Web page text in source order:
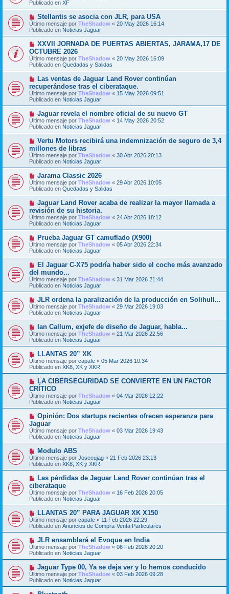
s
a
e
v
o
m
e
n
s
a
j
e
Publicado en XF
N
u
e
v
o
m
e
n
s
a
e
Stellantis se asocia con JLR, para USA
Último mensaje por TheShadow « 20 May 2026 16:14
Publicado en Noticias Jaguar
N
u
e
v
o
m
n
s
a
XXVII JORNADA DE PUERTAS ABIERTAS, JARAMA,17 DE
OCTUBRE 2026
Último mensaje por TheShadow « 20 May 2026 16:09
Publicado en Quedadas y Salidas
N
e
v
o
m
e
n
s
a
e
Las ventas de Jaguar Land Rover continúan
recuperándose tras el ciberataque.
Último mensaje por TheShadow « 15 May 2026 09:51
Publicado en Noticias Jaguar
N
u
e
v
o
m
e
n
s
a
e
Jaguar revela el nombre oficial de su nuevo GT
Último mensaje por TheShadow « 14 May 2026 20:52
Publicado en Noticias Jaguar
N
u
e
v
o
m
e
n
s
a
e
Vertu Motors recibirá una indemnización de seguro de 3,4
millones de libras
Último mensaje por TheShadow « 30 Abr 2026 20:13
Publicado en Noticias Jaguar
N
u
e
v
m
e
n
s
a
e
Jarama Classic 2026
Último mensaje por TheShadow « 29 Abr 2026 10:05
Publicado en Quedadas y Salidas
N
e
v
o
m
n
s
a
e
Jaguar Land Rover acaba de realizar la mayor llamada a
revisión de su historia.
Último mensaje por TheShadow « 24 Abr 2026 18:12
Publicado en Noticias Jaguar
N
u
e
v
o
m
e
n
s
a
e
Prueba Jaguar GT camuflado (X900)
Último mensaje por TheShadow « 05 Abr 2026 22:34
Publicado en Noticias Jaguar
N
u
e
v
o
m
e
n
s
a
e
El Jaguar C-X75 podría haber sido el coche más avanzado
del mundo...
Último mensaje por TheShadow « 31 Mar 2026 21:44
Publicado en Noticias Jaguar
N
u
e
v
o
m
e
n
s
j
e
JLR ordena la paralización de la producción en Solihull...
Último mensaje por TheShadow « 29 Mar 2026 19:03
Publicado en Noticias Jaguar
N
u
e
v
o
m
e
n
s
j
e
Ian Callum, exjefe de diseño de Jaguar, habla...
Último mensaje por TheShadow « 21 Mar 2026 22:56
Publicado en Noticias Jaguar
N
u
e
v
o
m
e
n
s
a
LLANTAS 20” XK
Último mensaje por capafe « 05 Mar 2026 10:34
Publicado en XK8, XK y XKR
N
u
e
v
o
m
e
n
s
a
e
LA CIBERSEGURIDAD SE CONVIERTE EN UN FACTOR
CRÍTICO
Último mensaje por TheShadow « 04 Mar 2026 12:22
Publicado en Noticias Jaguar
N
e
v
o
m
n
s
a
e
Opinión: Dos startups recientes ofrecen esperanza para
Jaguar
Último mensaje por TheShadow « 03 Mar 2026 19:43
Publicado en Noticias Jaguar
N
u
e
v
o
m
e
n
s
a
e
Modulo ABS
Último mensaje por Joseeujag « 21 Feb 2026 23:13
Publicado en XK8, XK y XKR
N
u
e
v
o
m
n
s
a
e
Las pérdidas de Jaguar Land Rover continúan tras el
ciberataque
Último mensaje por TheShadow « 16 Feb 2026 20:05
Publicado en Noticias Jaguar
N
u
e
v
m
e
n
s
a
j
e
LLANTAS 20” PARA JAGUAR XK X150
Último mensaje por capafe « 11 Feb 2026 22:29
Publicado en Anuncios de Compra-Venta Particulares
N
u
e
v
m
e
n
s
JLR ensamblará el Evoque en India
Último mensaje por TheShadow « 06 Feb 2026 20:20
Publicado en Noticias Jaguar
N
u
e
v
o
Jaguar Type 00, Ya se deja ver y lo hemos conducido
Último mensaje por TheShadow « 03 Feb 2026 09:28
Publicado en Noticias Jaguar
N